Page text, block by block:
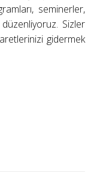
seminerler,
Sizler
gidermek